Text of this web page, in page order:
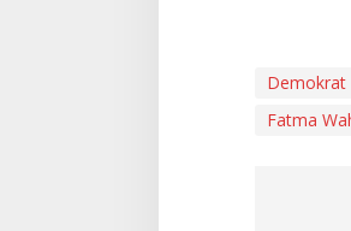
Demokrat
Fatma